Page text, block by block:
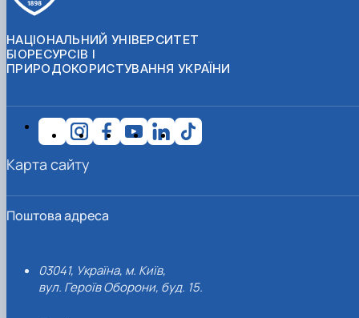
НАЦІОНАЛЬНИЙ УНІВЕРСИТЕТ
БІОРЕСУРСІВ І
ПРИРОДОКОРИСТУВАННЯ УКРАЇНИ
Поштова адреса
03041, Україна, м. Київ,
вул. Героїв Оборони, буд. 15.
Карта сайту